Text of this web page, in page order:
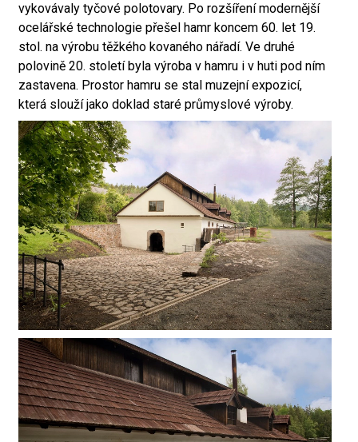
vykovávaly tyčové polotovary. Po rozšíření modernější
ocelářské technologie přešel hamr koncem 60. let 19.
stol. na výrobu těžkého kovaného nářadí. Ve druhé
polovině 20. století byla výroba v hamru i v huti pod ním
zastavena. Prostor hamru se stal muzejní expozicí,
která slouží jako doklad staré průmyslové výroby.